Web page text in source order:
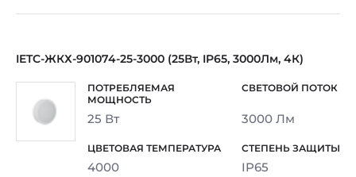
IETC-ЖКХ-901074-25-3000 (25Вт, IP65, 3000Лм, 4К)
25 Вт 3000 Лм
4000 IP65